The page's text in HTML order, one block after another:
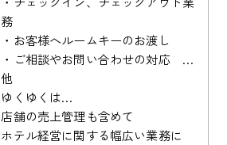
務
・お客様へルームキーのお渡し
・ご相談やお問い合わせの対応 …
他
ゆくゆくは…
店舗の売上管理も含めて
ホテル経営に関する幅広い業務に